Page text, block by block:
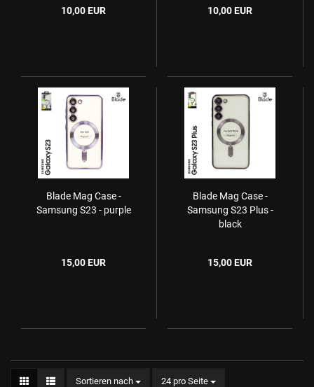
10,00 EUR 10,00 EUR
Blade Mag Case -
Samsung S23 - purple
15,00 EUR
Blade Mag Case -
Samsung S23 Plus -
black
15,00 EUR
Sortieren nach 24 pro Seite